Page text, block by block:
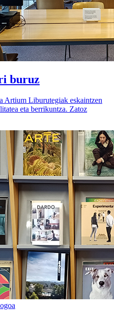
buruz
Artium Liburutegiak eskaintzen
eta berrikuntza. Zatoz